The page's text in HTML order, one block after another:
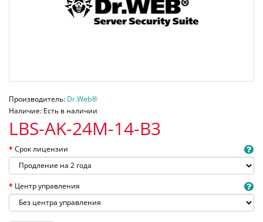
Производитель: Dr.Web®
Наличие: Есть в наличии
LBS-AK-24M-14-B3
Срок лицензии
Центр управления